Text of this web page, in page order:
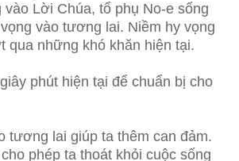
Lời Chúa, tổ phụ No-e sống
vào tương lai. Niềm hy vọng
qua những khó khăn hiện tại.
phút hiện tại để chuẩn bị cho
tương lai giúp ta thêm can đảm.
phép ta thoát khỏi cuộc sống